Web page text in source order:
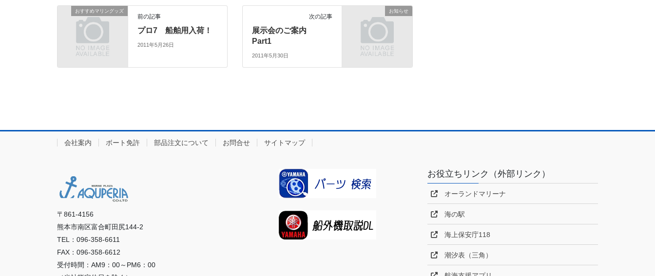
おすすめマリングッズ
前の記事
プロ7 船舶用入荷！
2011年5月26日
お知らせ
次の記事
展示会のご案内
Part1
2011年5月30日
会社案内 ボート免許 部品注文について お問合せ サイトマップ
〒861-4156
熊本市南区富合町田尻144-2
TEL：096-358-6611
FAX：096-358-6612
受付時間：AM9：00～PM6：00
お役立ちリンク（外部リンク）
オーランドマリーナ
海の駅
海上保安庁118
潮汐表（三角）